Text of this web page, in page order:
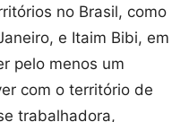
no Brasil, como
e Itaim Bibi, em
pelo menos um
com o território de
trabalhadora,